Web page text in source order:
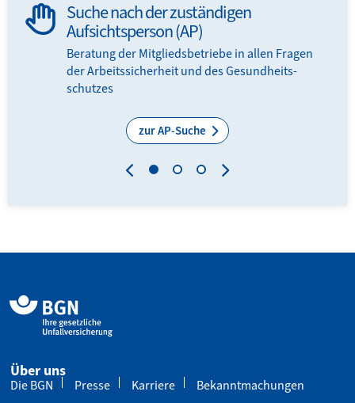
Suche nach der zuständigen
Aufsichtsperson (AP)
Beratung der Mitglieds­­betriebe in allen Fragen
der Arbeits­sicherheit und des Gesundheits­
schutzes
zur AP-Suche
Über uns
Die BGN Presse Karriere Bekanntmachungen